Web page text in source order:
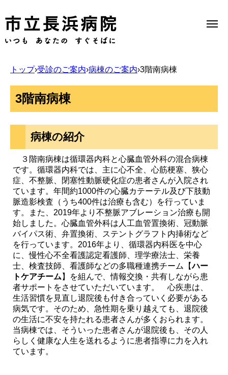
Select Language▼
当院のご案内
受診のご案内
診療科一覧
医療機関の方へ
採用情報
診療サポート部門
ヘルスケア研究センター
（人間ドック）
トップ›受診のご案内›病棟のご案内›3階南病棟
3階南病棟
病棟の紹介
３階南病棟は循環器内科と心臓血管外科の混合病棟
です。循環器内科では、主に心不全、心筋梗塞、狭心
症、不整脈、閉塞性動脈硬化症の患者さんが入院され
ています。年間約1000件の心臓カテーテル及び下肢動
脈造影検査（うち400件は治療も含む）を行っていま
す。また、2019年より不整脈アブレーション治療も開
始しました。心臓血管外科は人工血管置換術、冠動脈
バイパス術、弁置換術、ステントグラフト内挿術など
を行っています。2016年より、循環器内科医を中心
に、慢性心不全看護認定看護師、理学療法士、栄養
士、検査技師、看護師などの多職種連携チーム【ハー
トケアチーム 】を組んで、情報交換・共有しながら患
者サポートをさせていただいています。 心疾患は、
生活習慣を見直し退院後も付き合っていく必要がある
病気です。そのため、急性期を乗り越えても、退院後
の生活に不安を持たれる患者さんが多くおられます。
当病棟では、そういった患者さんが退院後も、その人
らしく健康な人生を送れるように患者指導に力を入れ
ています。